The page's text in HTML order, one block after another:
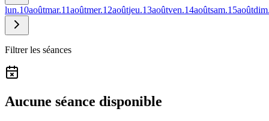
lun.10aoûtmar.11aoûtmer.12aoûtjeu.13aoûtven.14aoûtsam.15août
Filtrer les séances
Aucune séance disponible